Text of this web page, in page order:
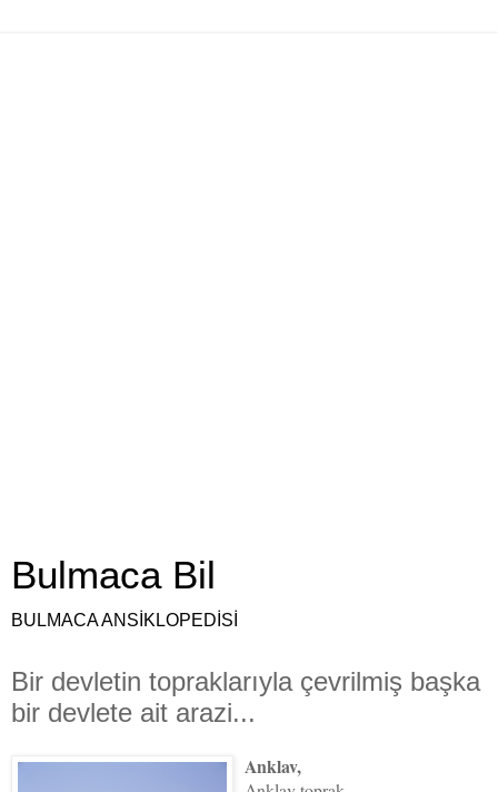
Bulmaca Bil
BULMACA ANSİKLOPEDİSİ
Bir devletin topraklarıyla çevrilmiş başka
bir devlete ait arazi...
Anklav,